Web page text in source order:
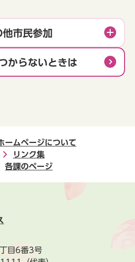
他市民参加
からないときは
ームページについて
リンク集
各課のページ
目6番3号